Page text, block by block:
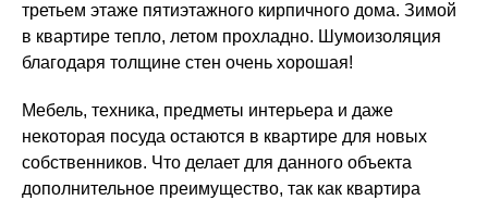
третьем этаже пятиэтажного кирпичного дома. Зимой
в квартире тепло, летом прохладно. Шумоизоляция
благодаря толщине стен очень хорошая!
Мебель, техника, предметы интерьера и даже
некоторая посуда остаются в квартире для новых
собственников. Что делает для данного объекта
дополнительное преимущество, так как квартира